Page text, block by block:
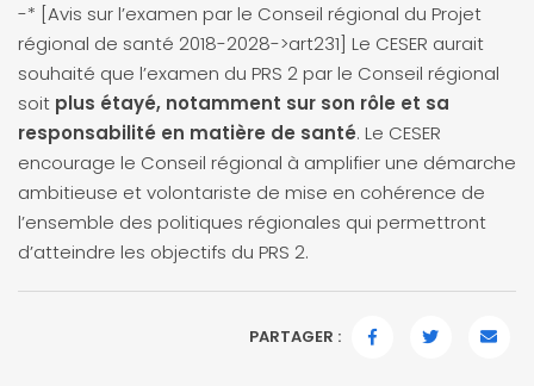
-* [Avis sur l’examen par le Conseil régional du Projet
régional de santé 2018-2028->art231] Le CESER aurait
souhaité que l’examen du PRS 2 par le Conseil régional
soit plus étayé, notamment sur son rôle et sa
responsabilité en matière de santé. Le CESER
encourage le Conseil régional à amplifier une démarche
ambitieuse et volontariste de mise en cohérence de
l’ensemble des politiques régionales qui permettront
d’atteindre les objectifs du PRS 2.
PARTAGER :